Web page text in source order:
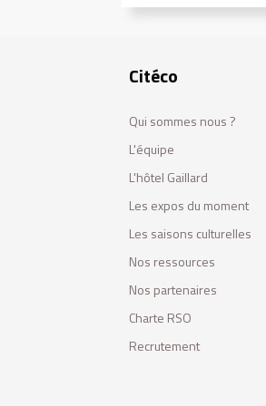
Citéco
Qui sommes nous ?
L'équipe
L'hôtel Gaillard
Les expos du moment
Les saisons culturelles
Nos ressources
Nos partenaires
Charte RSO
Recrutement